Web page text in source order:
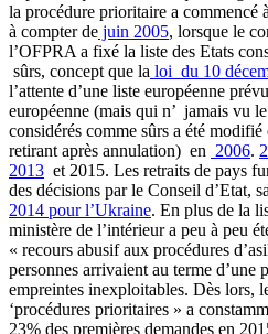
la procédure prioritaire a commencé
à compter de juin 2005, lorsque le
l’OFPRA a fixé la liste des Etats
sûrs, concept que la loi du 10
l’attente d’une liste européenne
européenne (mais qui n’ jamais vu
considérés comme sûrs a été
retirant après annulation) en 2006.
2013 et 2015. Les retraits de pays
des décisions par le Conseil d’Etat,
2014 pour l’Ukraine. En plus de la
ministère de l’intérieur a peu à peu
« recours abusif aux procédures
personnes arrivaient au terme
empreintes inexploitables. Dès lors,
‘procédures prioritaires » a
23% des premières demandes en